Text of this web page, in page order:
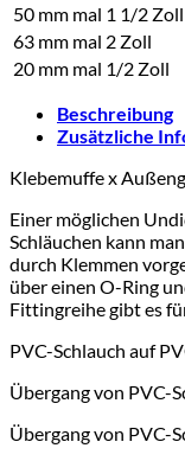
50 mm mal 1 1/2 Zoll
63 mm mal 2 Zoll
20 mm mal 1/2 Zoll
Beschreibung
Zusätzliche
Klebemuffe x
Einer möglichen
Schläuchen kann
durch Klemmen
über einen O-Ring
Fittingreihe gibt es
PVC-Schlauch auf
Übergang von PVC-
Übergang von PVC-